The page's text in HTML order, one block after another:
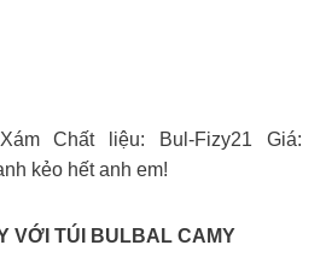
Chất liệu: Bul-Fizy21 Giá:
kẻo hết anh em!
VỚI TÚI BULBAL CAMY